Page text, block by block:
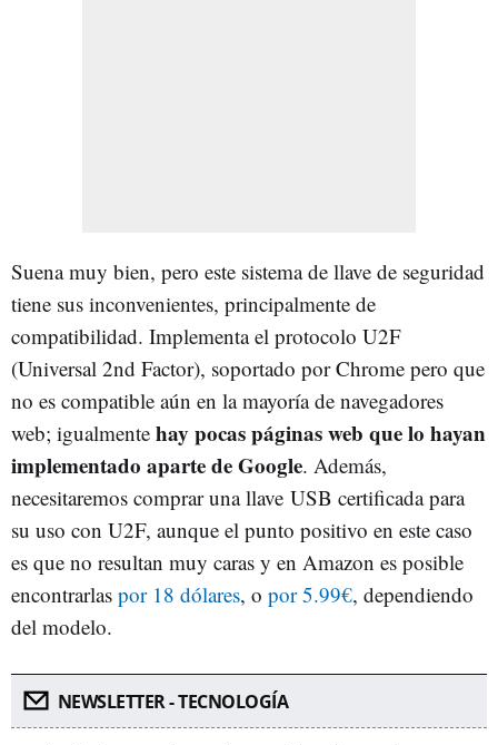
Suena muy bien, pero este sistema de llave de seguridad
tiene sus inconvenientes, principalmente de
compatibilidad. Implementa el protocolo U2F
(Universal 2nd Factor), soportado por Chrome pero que
no es compatible aún en la mayoría de navegadores
web; igualmente hay pocas páginas web que lo hayan
implementado aparte de Google. Además,
necesitaremos comprar una llave USB certificada para
su uso con U2F, aunque el punto positivo en este caso
es que no resultan muy caras y en Amazon es posible
encontrarlas por 18 dólares, o por 5.99€, dependiendo
del modelo.
NEWSLETTER - TECNOLOGÍA